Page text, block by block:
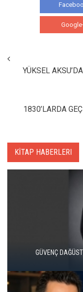
YÜKSEL
1830’LARDA
KİTAP HABERLERI
İKİ